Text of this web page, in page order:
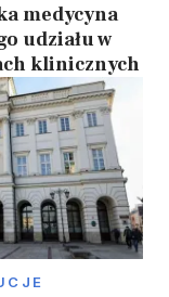
medycyna
udziału w
klinicznych